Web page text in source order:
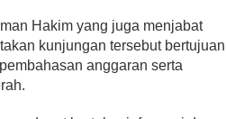
Hakim yang juga menjabat
kunjungan tersebut bertujuan
anggaran serta